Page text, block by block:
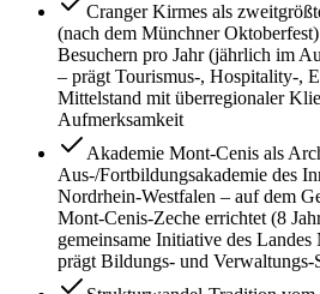
Cranger Kirmes als
(nach dem Münchner
Besuchern pro Jahr (jährlich im
– prägt Tourismus-, Hospitality-,
Mittelstand mit überregionaler
Aufmerksamkeit
Akademie Mont-Cenis als
Aus-/Fortbildungsakademie des
Nordrhein-Westfalen – auf dem
Mont-Cenis-Zeche errichtet (8
gemeinsame Initiative des
prägt Bildungs- und Verwaltungs-